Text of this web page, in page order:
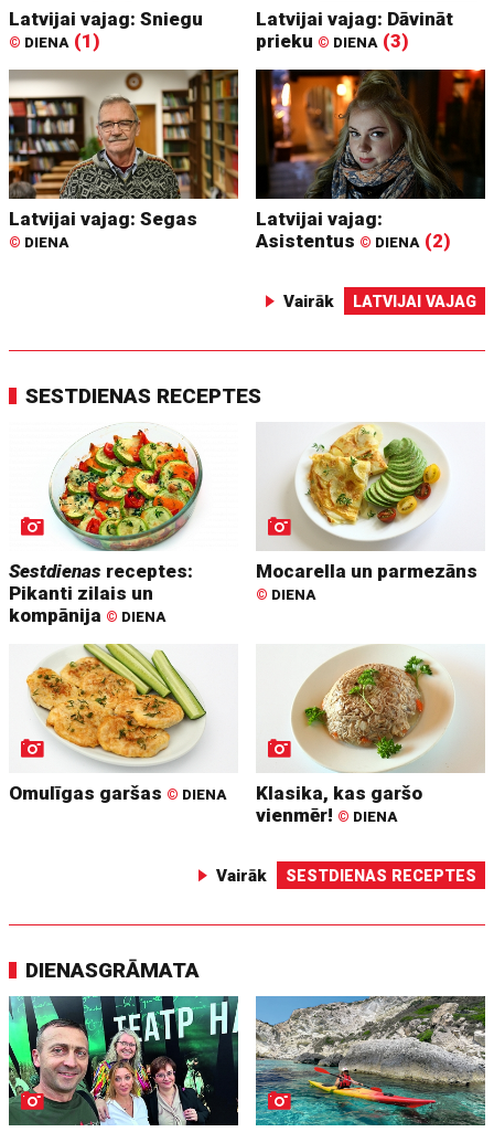
Latvijai vajag: Sniegu
© DIENA (1)
Latvijai vajag: Dāvināt
prieku © DIENA (3)
Latvijai vajag: Segas
© DIENA
Latvijai vajag:
Asistentus © DIENA (2)
Vairāk LATVIJAI VAJAG
SESTDIENAS RECEPTES
Sestdienas receptes:
Pikanti zilais un
kompānija © DIENA
Mocarella un parmezāns
© DIENA
Omulīgas garšas © DIENA
Klasika, kas garšo
vienmēr! © DIENA
Vairāk SESTDIENAS RECEPTES
DIENASGRĀMATA